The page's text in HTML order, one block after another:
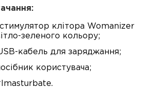
клітора Womanizer
зеленого кольору;
кабель для заряджання;
користувача;